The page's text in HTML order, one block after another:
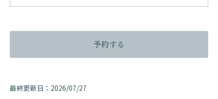
予約する
最終更新日： 2026/07/27